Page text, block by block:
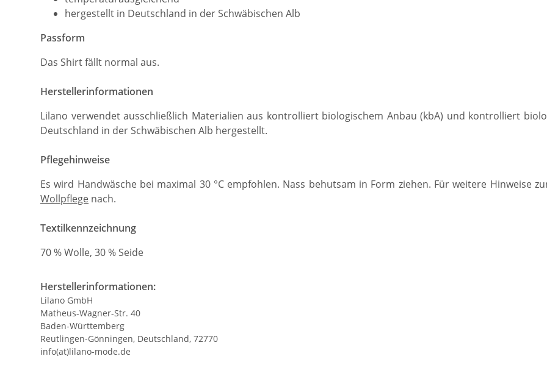
hergestellt in Deutschland in der Schwäbischen Alb
Passform
Das Shirt fällt normal aus.
Herstellerinformationen
Lilano verwendet ausschließlich Materialien aus kontrolliert biologischem Anbau (kbA) und kontrolliert
Deutschland in der Schwäbischen Alb hergestellt.
Pflegehinweise
Es wird Handwäsche bei maximal 30 °C empfohlen. Nass behutsam in Form ziehen. Für weitere Hinweise
Wollpflege nach.
Textilkennzeichnung
70 % Wolle, 30 % Seide
Herstellerinformationen:
Lilano GmbH
Matheus-Wagner-Str. 40
Baden-Württemberg
Reutlingen-Gönningen, Deutschland, 72770
info(at)lilano-mode.de